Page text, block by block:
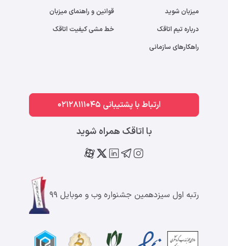
میزبان شوید
درباره تیم اتاقک
راهکارهای سازمانی
قوانین و راهنمای میزبان
خط مشی کیفیت اتاقک
ارتباط با پشتیبانی 02128111045
با اتاقک همراه شوید
رتبه اول سیزدهمین جشنواره وب و موبایل ۹۹